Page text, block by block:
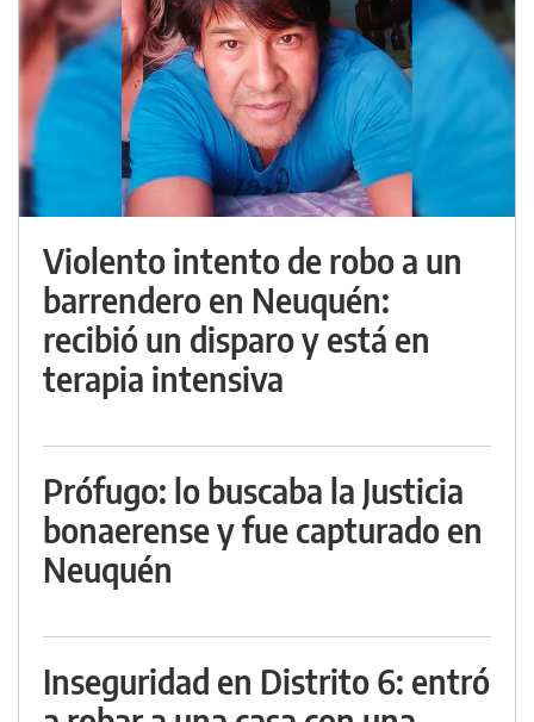
Violento intento de robo a un
barrendero en Neuquén:
recibió un disparo y está en
terapia intensiva
Prófugo: lo buscaba la Justicia
bonaerense y fue capturado en
Neuquén
Inseguridad en Distrito 6: entró